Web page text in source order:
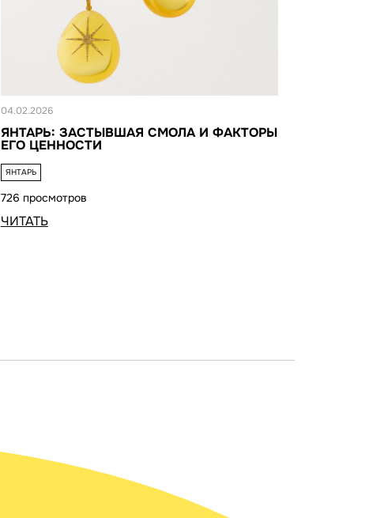
Новость
04.02.2026
ЯНТАРЬ: ЗАСТЫВШАЯ СМОЛА И ФАКТОРЫ
ЕГО ЦЕННОСТИ
ЯНТАРЬ
726 просмотров
ЧИТАТЬ